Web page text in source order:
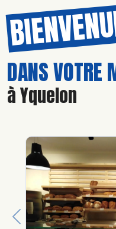
DANS VOTRE
à Yquelon
Previous